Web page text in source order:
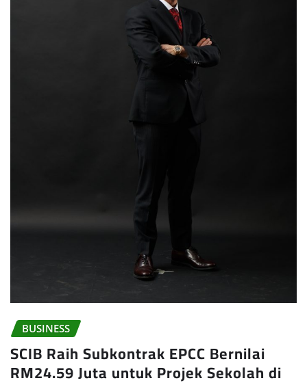
BUSINESS
SCIB Raih Subkontrak EPCC Bernilai
RM24.59 Juta untuk Projek Sekolah di